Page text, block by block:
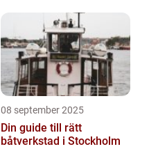
08 september 2025
Din guide till rätt
båtverkstad i Stockholm